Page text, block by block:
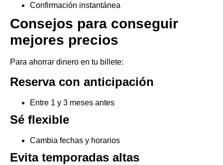
Confirmación instantánea
Consejos para conseguir
mejores precios
Para ahorrar dinero en tu billete:
Reserva con anticipación
Entre 1 y 3 meses antes
Sé flexible
Cambia fechas y horarios
Evita temporadas altas